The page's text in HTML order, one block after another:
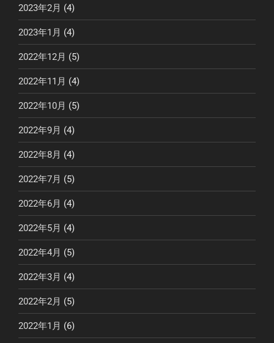
2023年2月 (4)
2023年1月 (4)
2022年12月 (5)
2022年11月 (4)
2022年10月 (5)
2022年9月 (4)
2022年8月 (4)
2022年7月 (5)
2022年6月 (4)
2022年5月 (4)
2022年4月 (5)
2022年3月 (4)
2022年2月 (5)
2022年1月 (6)